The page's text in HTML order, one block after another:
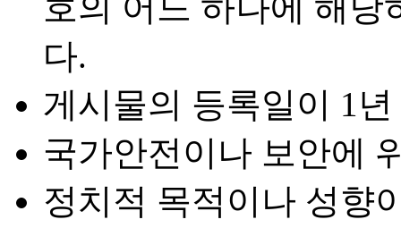
다.
게시물의 등록일이 1
국가안전이나 보안에
정치적 목적이나 성향